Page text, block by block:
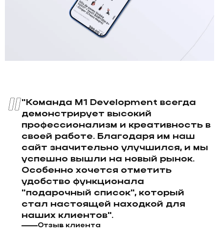
Отзыв клиента
"Команда M1 Development всегда
демонстрирует высокий
профессионализм и креативность в
своей работе. Благодаря им наш
сайт значительно улучшился, и мы
успешно вышли на новый рынок.
Особенно хочется отметить
удобство функционала
"подарочный список", который
стал настоящей находкой для
наших клиентов".